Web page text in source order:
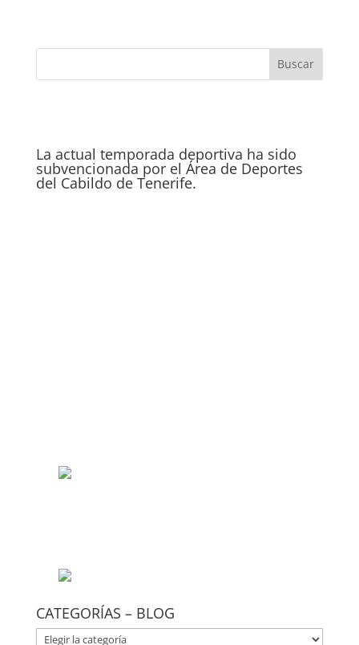
La actual temporada deportiva ha sido
subvencionada por el Área de Deportes
del Cabildo de Tenerife.
CATEGORÍAS – BLOG
CATEGORÍAS